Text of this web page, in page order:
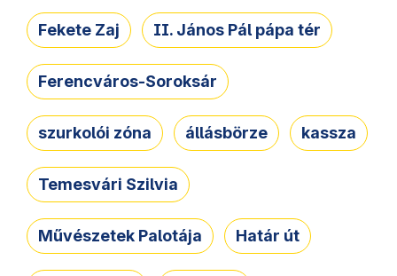
Fekete Zaj II. János Pál pápa tér
Ferencváros-Soroksár
szurkolói zóna állásbörze kassza
Temesvári Szilvia
Művészetek Palotája Határ út